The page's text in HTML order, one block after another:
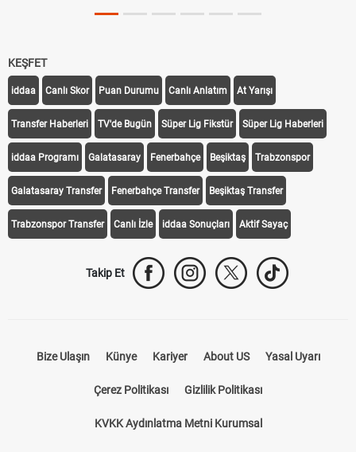
KEŞFET
iddaa Canlı Skor Puan Durumu Canlı Anlatım At Yarışı
Transfer Haberleri TV'de Bugün Süper Lig Fikstür Süper Lig Haberleri
iddaa Programı Galatasaray Fenerbahçe Beşiktaş Trabzonspor
Galatasaray Transfer Fenerbahçe Transfer Beşiktaş Transfer
Trabzonspor Transfer Canlı İzle iddaa Sonuçları Aktif Sayaç
Takip Et
Bize Ulaşın Künye Kariyer About US Yasal Uyarı
Çerez Politikası Gizlilik Politikası
KVKK Aydınlatma Metni Kurumsal